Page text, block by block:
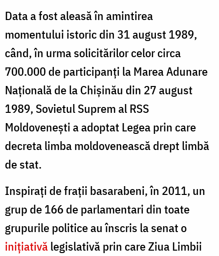
Data a fost aleasă în amintirea
momentului istoric din 31 august 1989,
când, în urma solicitărilor celor circa
700.000 de participanţi la Marea Adunare
Naţională de la Chişinău din 27 august
1989, Sovietul Suprem al RSS
Moldoveneşti a adoptat Legea prin care
decreta limba moldovenească drept limbă
de stat.
Inspirați de frații basarabeni, în 2011, un
grup de 166 de parlamentari din toate
grupurile politice au înscris la senat o
inițiativălegislativă prin care Ziua Limbii